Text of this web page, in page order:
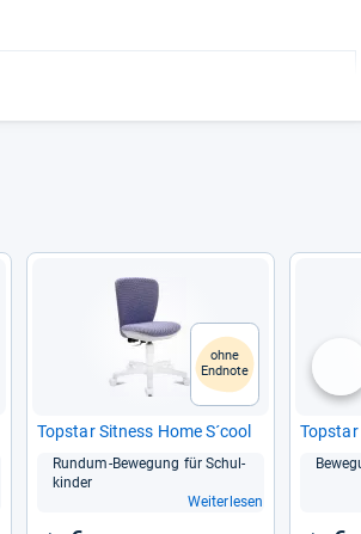
ohne
Endnote
Top­star Sit­ness Home S´cool
Rundum-​Bewe­gung für Schul­
kin­der
Weiterlesen
Top­star